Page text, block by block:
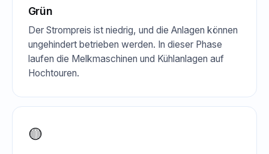
Grün
Der Strompreis ist niedrig, und die Anlagen können
ungehindert betrieben werden. In dieser Phase
laufen die Melkmaschinen und Kühlanlagen auf
Hochtouren.
🟡